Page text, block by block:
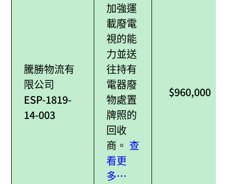
騰勝物流有
限公司
ESP-1819-
14-003
加強運
載廢電
視的能
力並送
往持有
電器廢
物處置
牌照的
回收
商。 查
看更
多…
$960,000